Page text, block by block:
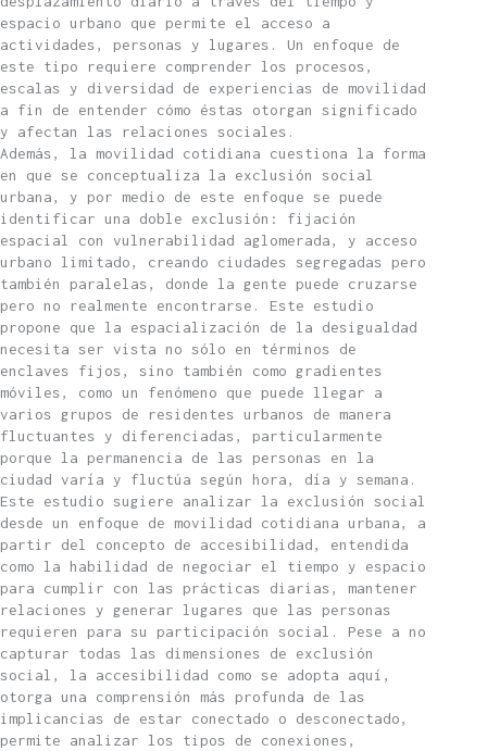
espacio urbano que permite el acceso a
actividades, personas y lugares. Un enfoque de
este tipo requiere comprender los procesos,
escalas y diversidad de experiencias de movilidad
a fin de entender cómo éstas otorgan significado
y afectan las relaciones sociales.
Además, la movilidad cotidiana cuestiona la forma
en que se conceptualiza la exclusión social
urbana, y por medio de este enfoque se puede
identificar una doble exclusión: fijación
espacial con vulnerabilidad aglomerada, y acceso
urbano limitado, creando ciudades segregadas pero
también paralelas, donde la gente puede cruzarse
pero no realmente encontrarse. Este estudio
propone que la espacialización de la desigualdad
necesita ser vista no sólo en términos de
enclaves fijos, sino también como gradientes
móviles, como un fenómeno que puede llegar a
varios grupos de residentes urbanos de manera
fluctuantes y diferenciadas, particularmente
porque la permanencia de las personas en la
ciudad varía y fluctúa según hora, día y semana.
Este estudio sugiere analizar la exclusión social
desde un enfoque de movilidad cotidiana urbana, a
partir del concepto de accesibilidad, entendida
como la habilidad de negociar el tiempo y espacio
para cumplir con las prácticas diarias, mantener
relaciones y generar lugares que las personas
requieren para su participación social. Pese a no
capturar todas las dimensiones de exclusión
social, la accesibilidad como se adopta aquí,
otorga una comprensión más profunda de las
implicancias de estar conectado o desconectado,
permite analizar los tipos de conexiones,